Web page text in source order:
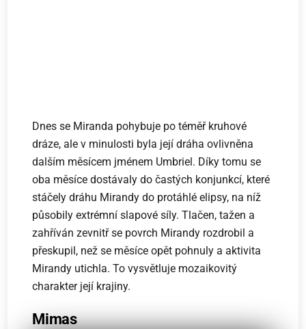
Dnes se Miranda pohybuje po téměř kruhové
dráze, ale v minulosti byla její dráha ovlivněna
dalším měsícem jménem Umbriel. Díky tomu se
oba měsíce dostávaly do častých konjunkcí, které
stáčely dráhu Mirandy do protáhlé elipsy, na níž
působily extrémní slapové síly. Tlačen, tažen a
zahříván zevnitř se povrch Mirandy rozdrobil a
přeskupil, než se měsíce opět pohnuly a aktivita
Mirandy utichla. To vysvětluje mozaikovitý
charakter její krajiny.
Mimas